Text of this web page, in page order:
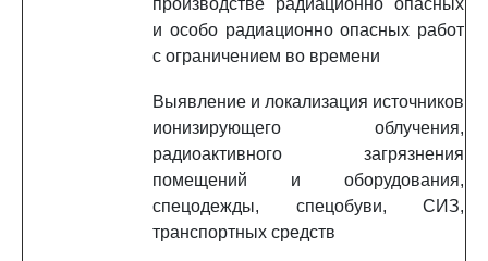
производстве радиационно опасных
и особо радиационно опасных работ
с ограничением во времени
Выявление и локализация источников
ионизирующего облучения,
радиоактивного загрязнения
помещений и оборудования,
спецодежды, спецобуви, СИЗ,
транспортных средств